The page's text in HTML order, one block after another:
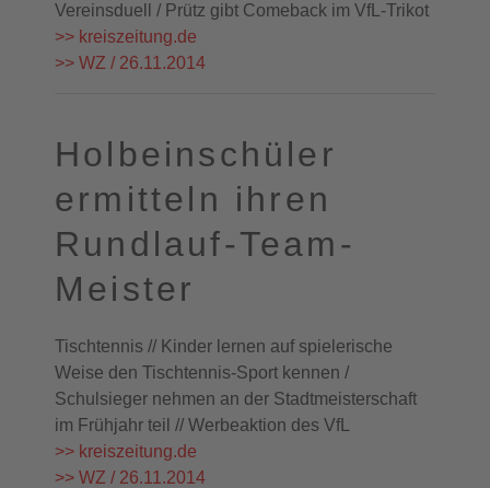
Vereinsduell / Prütz gibt Comeback im VfL-Trikot
>> kreiszeitung.de
>> WZ / 26.11.2014
Holbeinschüler
ermitteln ihren
Rundlauf-Team-
Meister
Tischtennis // Kinder lernen auf spielerische
Weise den Tischtennis-Sport kennen /
Schulsieger nehmen an der Stadtmeisterschaft
im Frühjahr teil // Werbeaktion des VfL
>> kreiszeitung.de
>> WZ / 26.11.2014